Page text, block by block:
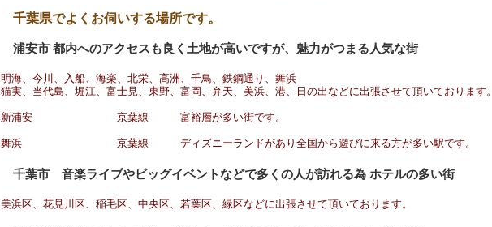
千葉県でよくお伺いする場所です。
浦安市 都内へのアクセスも良く土地が高いですが、魅力がつまる人気な街
明海、今川、入船、海楽、北栄、高洲、千鳥、鉄鋼通り、舞浜
猫実、当代島、堀江、富士見、東野、富岡、弁天、美浜、港、日の出などに出張させて頂いております。
新浦安 京葉線 富裕層が多い街です。
舞浜 京葉線 ディズニーランドがあり全国から遊びに来る方が多い駅です。
千葉市 音楽ライブやビッグイベントなどで多くの人が訪れる為 ホテルの多い街
美浜区、花見川区、稲毛区、中央区、若葉区、緑区などに出張させて頂いております。